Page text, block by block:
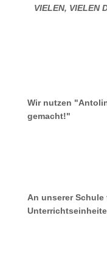
VIELEN, VIELEN
Wir nutzen
gemacht!"
An unserer